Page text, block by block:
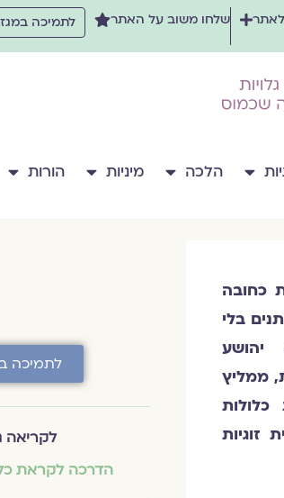
לאתר שלחו משוב על האתר לתמיכה
הלכה מיניות הורות
כחובה
בלי
יהושע
ממליץ
זוגיות
לתמיכה
לקריאה
הדרכה לקראת